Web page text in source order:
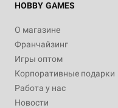
HOBBY GAMES
О магазине
Франчайзинг
Игры оптом
Корпоративные подарки
Работа у нас
Новости